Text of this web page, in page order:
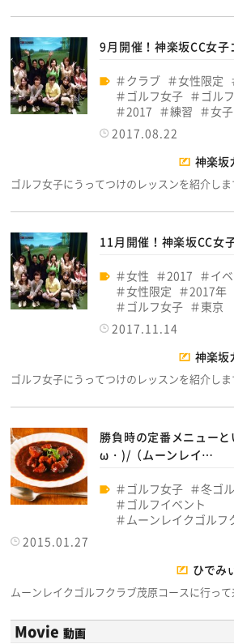
9月開催！神楽坂CC女子
クラブ 女性限定
ゴルフ女子
ゴル
2017
練習 女
2017.08.22
神楽坂
ゴルフ女子にうってつけのレッスンを紹介し
11月開催！神楽坂CC女
女性 2017 イ
女性限定
2017年
ゴルフ女子
東京
2017.11.14
神楽坂
ゴルフ女子にうってつけのレッスンを紹介し
勝負時の定番メニュー
ω・)/（ムーンレイ…
ゴルフ女子 冬ゴ
ゴルフイベント
ムーンレイクゴルフ
2015.01.27
ひでみ
ムーンレイクゴルフクラブ茂原コースに行
Movie 動画